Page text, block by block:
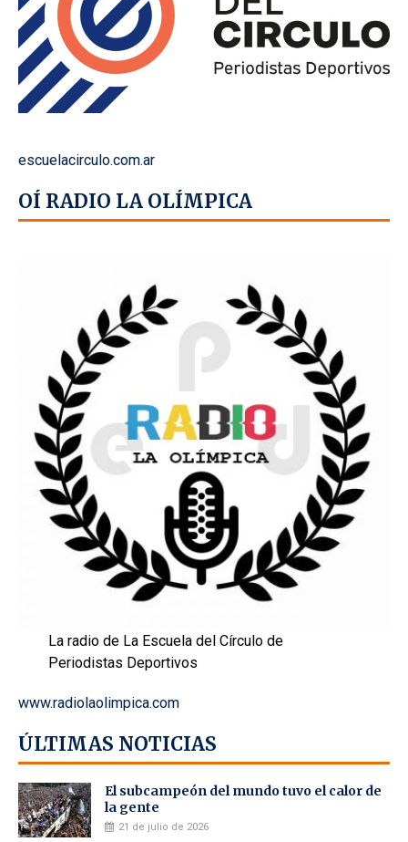
escuelacirculo.com.ar
OÍ RADIO LA OLÍMPICA
La radio de La Escuela del Círculo de
Periodistas Deportivos
www.radiolaolimpica.com
ÚLTIMAS NOTICIAS
El subcampeón del mundo tuvo el calor de
la gente
21 de julio de 2026